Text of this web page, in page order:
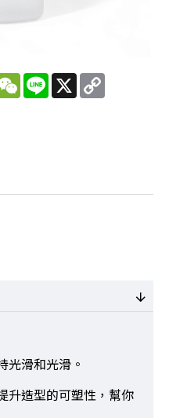
WeChat
Line X Copy
Link
光滑和光滑。
升造型的可塑性，幫你